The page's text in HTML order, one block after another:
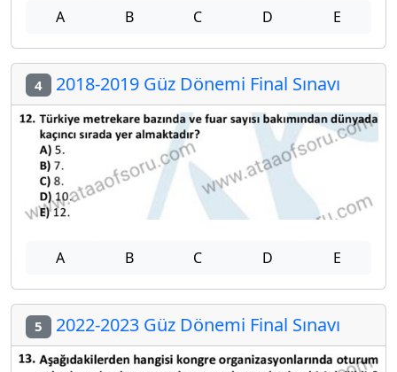
A B C D E
4 2018-2019 Güz Dönemi Final Sınavı
A B C D E
5 2022-2023 Güz Dönemi Final Sınavı